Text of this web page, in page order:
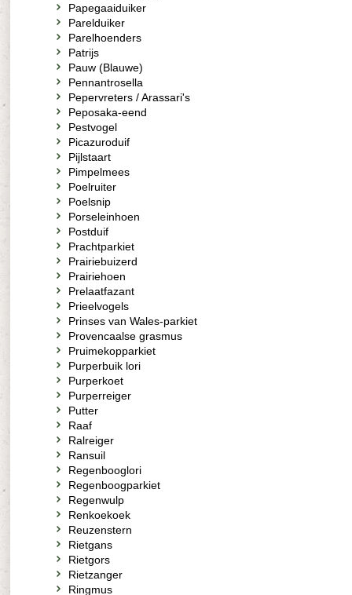
Papegaaiduiker
Parelduiker
Parelhoenders
Patrijs
Pauw (Blauwe)
Pennantrosella
Pepervreters / Arassari's
Peposaka-eend
Pestvogel
Picazuroduif
Pijlstaart
Pimpelmees
Poelruiter
Poelsnip
Porseleinhoen
Postduif
Prachtparkiet
Prairiebuizerd
Prairiehoen
Prelaatfazant
Prieelvogels
Prinses van Wales-parkiet
Provencaalse grasmus
Pruimekopparkiet
Purperbuik lori
Purperkoet
Purperreiger
Putter
Raaf
Ralreiger
Ransuil
Regenbooglori
Regenboogparkiet
Regenwulp
Renkoekoek
Reuzenstern
Rietgans
Rietgors
Rietzanger
Ringmus